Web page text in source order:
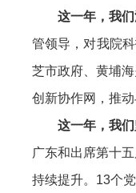
这一年，我
管领导，对我院
芝市政府、黄埔
创新协作网，推
这一年，我
广东和出席第十
持续提升。13个